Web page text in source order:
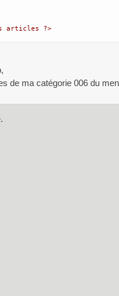
articles ?>
de ma catégorie 006 du